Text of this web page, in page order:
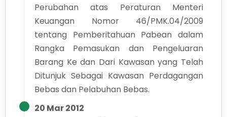
Perubahan atas Peraturan Menteri
Keuangan Nomor 46/PMK.04/2009
tentang Pemberitahuan Pabean dalam
Rangka Pemasukan dan Pengeluaran
Barang Ke dan Dari Kawasan yang Telah
Ditunjuk Sebagai Kawasan Perdagangan
Bebas dan Pelabuhan Bebas.
20 Mar 2012